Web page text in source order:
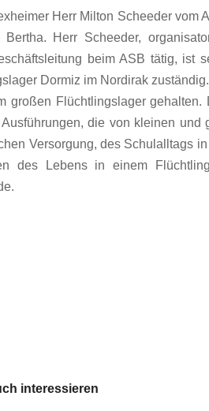
Herr Milton Scheeder vom
Herr Scheeder,
beim ASB tätig, ist
Dormiz im Nordirak
großen Flüchtlingslager gehalten.
die von kleinen und
Versorgung, des Schulalltags
des Lebens in einem
interessieren